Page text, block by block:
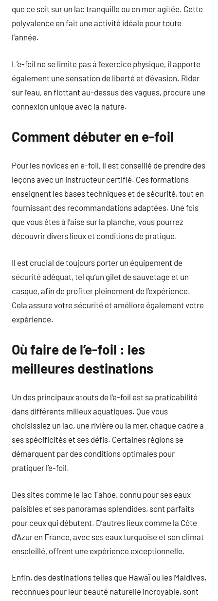
que ce soit sur un lac tranquille ou en mer agitée. Cette
polyvalence en fait une activité idéale pour toute
l’année.
L’e-foil ne se limite pas à l’exercice physique, il apporte
également une sensation de liberté et d’évasion. Rider
sur l’eau, en flottant au-dessus des vagues, procure une
connexion unique avec la nature.
Comment débuter en e-foil
Pour les novices en e-foil, il est conseillé de prendre des
leçons avec un instructeur certifié. Ces formations
enseignent les bases techniques et de sécurité, tout en
fournissant des recommandations adaptées. Une fois
que vous êtes à l’aise sur la planche, vous pourrez
découvrir divers lieux et conditions de pratique.
Il est crucial de toujours porter un équipement de
sécurité adéquat, tel qu’un gilet de sauvetage et un
casque, afin de profiter pleinement de l’expérience.
Cela assure votre sécurité et améliore également votre
expérience.
Où faire de l’e-foil : les
meilleures destinations
Un des principaux atouts de l’e-foil est sa praticabilité
dans différents milieux aquatiques. Que vous
choisissiez un lac, une rivière ou la mer, chaque cadre a
ses spécificités et ses défis. Certaines régions se
démarquent par des conditions optimales pour
pratiquer l’e-foil.
Des sites comme le lac Tahoe, connu pour ses eaux
paisibles et ses panoramas splendides, sont parfaits
pour ceux qui débutent. D’autres lieux comme la Côte
d’Azur en France, avec ses eaux turquoise et son climat
ensoleillé, offrent une expérience exceptionnelle.
Enfin, des destinations telles que Hawaï ou les Maldives,
reconnues pour leur beauté naturelle incroyable, sont